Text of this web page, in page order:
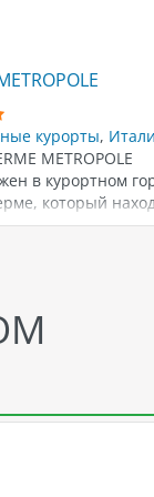
курорты,
METROPOLE
в курортном
который
части Италии.…